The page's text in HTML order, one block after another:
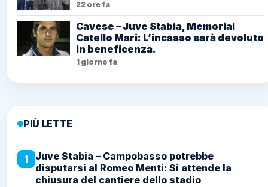
22 ore fa
Cavese – Juve Stabia, Memorial
Catello Mari: L’incasso sarà devoluto
in beneficenza.
1 giorno fa
PIÙ LETTE
1
Juve Stabia – Campobasso potrebbe
disputarsi al Romeo Menti: Si attende la
chiusura del cantiere dello stadio